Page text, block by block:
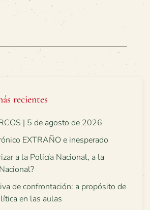
recientes
| 5 de agosto de 2026
EXTRAÑO e inesperado
a la Policía Nacional, a la
de confrontación: a propósito de
en las aulas